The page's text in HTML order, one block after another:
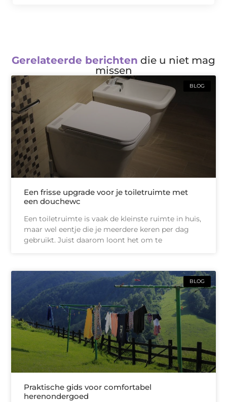
Gerelateerde berichten die u niet mag
missen
BLOG
Een frisse upgrade voor je toiletruimte met
een douchewc
Een toiletruimte is vaak de kleinste ruimte in huis,
maar wel eentje die je meerdere keren per dag
gebruikt. Juist daarom loont het om te
BLOG
Praktische gids voor comfortabel
herenondergoed